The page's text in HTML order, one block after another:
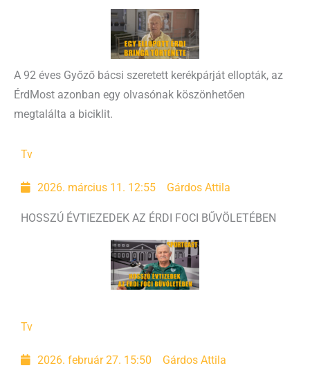
A 92 éves Győző bácsi szeretett kerékpárját ellopták, az
ÉrdMost azonban egy olvasónak köszönhetően
megtalálta a biciklit.
Tv
2026. március 11. 12:55 Gárdos Attila
HOSSZÚ ÉVTIEZEDEK AZ ÉRDI FOCI BŰVÖLETÉBEN
Tv
2026. február 27. 15:50 Gárdos Attila